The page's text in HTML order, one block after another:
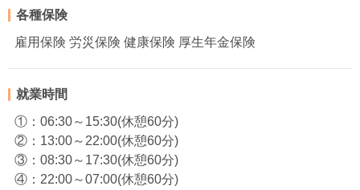
各種保険
雇用保険 労災保険 健康保険 厚生年金保険
就業時間
①：06:30～15:30(休憩60分)
②：13:00～22:00(休憩60分)
③：08:30～17:30(休憩60分)
④：22:00～07:00(休憩60分)